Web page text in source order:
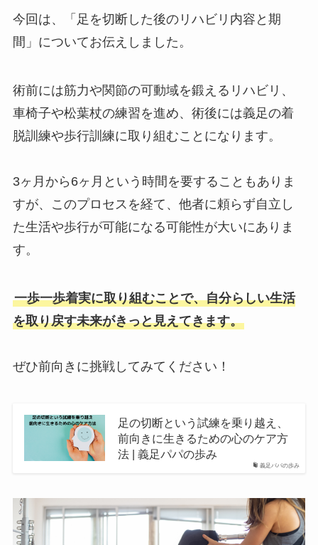
今回は、「足を切断した後のリハビリ内容と期
間」についてお伝えしました。
術前には筋力や関節の可動域を鍛えるリハビリ、
車椅子や松葉杖の練習を進め、術後には義足の着
脱訓練や歩行訓練に取り組むことになります。
3ヶ月から6ヶ月という時間を要することもありま
すが、このプロセスを経て、他者に頼らず自立し
た生活や歩行が可能になる可能性が大いにありま
す。
一歩一歩着実に取り組むことで、自分らしい生活
を取り戻す未来がきっと見えてきます。
ぜひ前向きに挑戦してみてください！
義足パパの歩み
足の切断という試練を乗り越え、
前向きに生きるための心のケア方
法 | 義足パパの歩み